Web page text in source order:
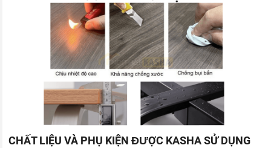
CHẤT LIỆU VÀ PHỤ KIỆN ĐƯỢC KASHA SỬ DỤNG